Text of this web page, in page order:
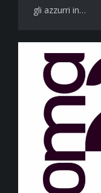
gli azzurri in…